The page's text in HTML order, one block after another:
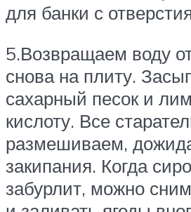
для банки с
5.Возвращаем воду
снова на плиту.
сахарный песок и
кислоту. Все
размешиваем,
закипания. Когда
забурлит, можно